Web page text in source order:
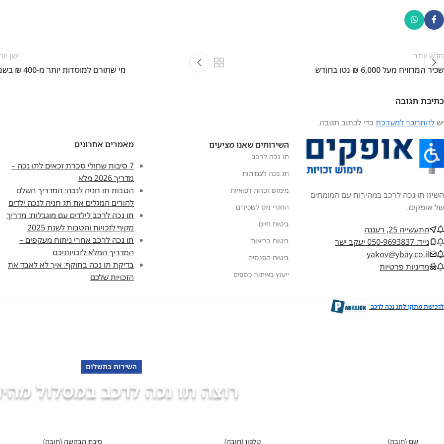
חדש יותר
שכיר המרוויח מעל 6,000 ₪ נטו בחודש
ישן
מי שתורם למוסדות יותר מ-400 ₪ בשנה
כתיבת תגובה
ישלהתחבר למערכת כדי לכתוב תגובה.
מאמרים אחרונים
7 סיבות שחולי סכרת זכאים לתו נכה –
מדריך 2026 מלא
הטבות תו חניה לנכה: המדריך השלם
להורים המגלים את תג חניה לנכה ילדים
תו נכה לרכב לילדים עם מוגבלות: מדריך
מקיף לזכויות והטבות לשנת 2025
תו נכה לרכב אחרי ניתוח מעקפים –
המדריך המלא לזכויותיכם
בדיקת תו נכה בתוקף: איך לא לאבד את
הזכויות שלכם
השירותים שאנו מציעים
תו נכה לרכב
תג נכה לצמיתות
מימוש זכויות רפואיות
החזרי מס לשכירים
ביטוח חיים
ביטוח בריאות
ביטוח הפנסיה
ייעוץ באיתור כספים
השיגו תו נכה לרכב במהירות עם המומחים
של אופקים.
התעשייה 25, רעננה
נייד: 050-9693837 יעקב ישר
yakov@ybay.co.il
מדיניות פרטיות
לרכישת מתקן לתג נכה לרכב
השירות בתשלום
רוצה תו נכה לרכב במסלול